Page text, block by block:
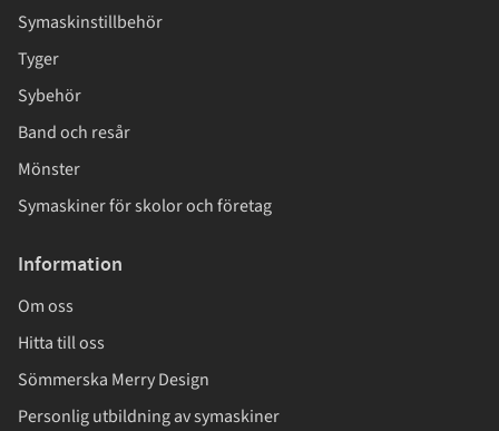
Symaskinstillbehör
Tyger
Sybehör
Band och resår
Mönster
Symaskiner för skolor och företag
Information
Om oss
Hitta till oss
Sömmerska Merry Design
Personlig utbildning av symaskiner